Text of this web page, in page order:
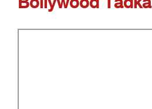
Bollywood Tadka